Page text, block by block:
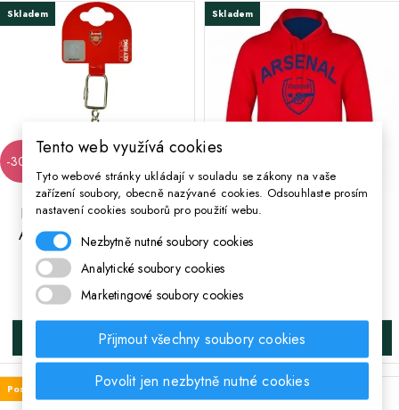
-30%
Skladem
Kovový přívěsek na klíče
ARSENAL Street Spinner
Běžná cena
189 Kč
Cena
132 Kč
DO KOŠÍKA
;
Skladem
Pánská bavlněná mikina
ARSENAL Red (SN3745)
VYBRAŤ VEĽKOSŤ
Poslední kus skladem Poslední kus skladem
Tento web využívá cookies
Tyto webové stránky ukládají v souladu se zákony na vaše
zařízení soubory, obecně nazývané cookies. Odsouhlaste prosím
nastavení cookies souborů pro použití webu.
Nezbytně nutné soubory cookies
Analytické soubory cookies
Marketingové soubory cookies
Přijmout všechny soubory cookies
Povolit jen nezbytně nutné cookies